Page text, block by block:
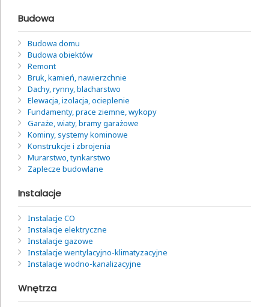
Budowa
Budowa domu
Budowa obiektów
Remont
Bruk, kamień, nawierzchnie
Dachy, rynny, blacharstwo
Elewacja, izolacja, ocieplenie
Fundamenty, prace ziemne, wykopy
Garaże, wiaty, bramy garażowe
Kominy, systemy kominowe
Konstrukcje i zbrojenia
Murarstwo, tynkarstwo
Zaplecze budowlane
Instalacje
Instalacje CO
Instalacje elektryczne
Instalacje gazowe
Instalacje wentylacyjno-klimatyzacyjne
Instalacje wodno-kanalizacyjne
Wnętrza